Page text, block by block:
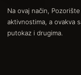
Na ovaj način,
aktivnostima, a ovakva
putokaz i drugima.